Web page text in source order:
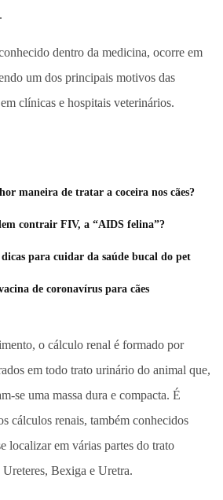
dentro da medicina, ocorre em
um dos principais motivos das
clínicas e hospitais veterinários.
maneira de tratar a coceira nos cães?
contrair FIV, a “AIDS felina”?
para cuidar da saúde bucal do pet
de coronavírus para cães
o cálculo renal é formado por
em todo trato urinário do animal que,
se uma massa dura e compacta. É
cálculos renais, também conhecidos
localizar em várias partes do trato
Bexiga e Uretra.